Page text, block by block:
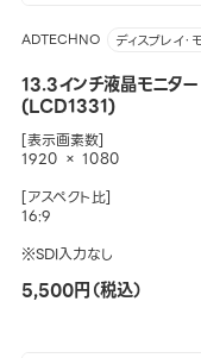
ADTECHNO ディスプレイ・
13.3インチ液晶モニター
(LCD1331)
[表示画素数]
1920 × 1080
[アスペクト比]
16:9
※SDI入力なし
5,500円（税込）